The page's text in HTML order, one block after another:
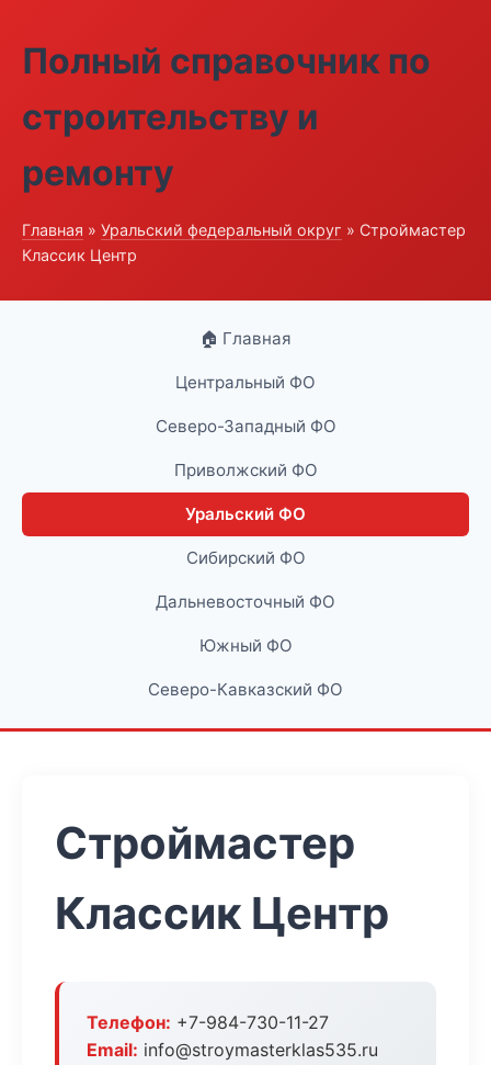
Полный справочник по
строительству и
ремонту
Главная » Уральский федеральный округ » Строймастер
Классик Центр
🏠 Главная
Центральный ФО
Северо-Западный ФО
Приволжский ФО
Уральский ФО
Сибирский ФО
Дальневосточный ФО
Южный ФО
Северо-Кавказский ФО
Строймастер
Классик Центр
Телефон: +7-984-730-11-27
Email: info@stroymasterklas535.ru